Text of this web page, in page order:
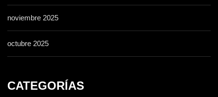
noviembre 2025
octubre 2025
CATEGORÍAS